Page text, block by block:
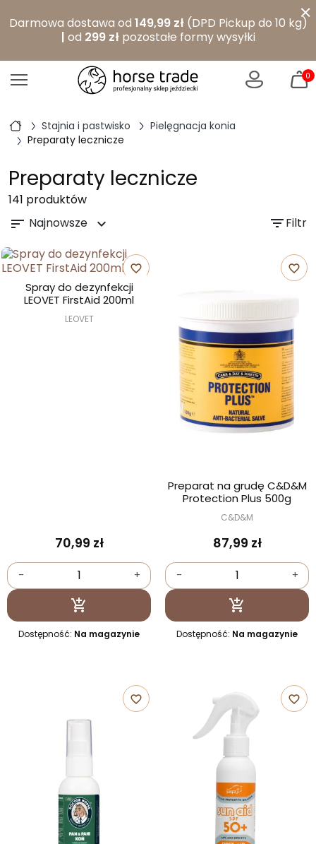
Darmowa dostawa od 149,99 zł(DPD Pickup do 10 kg)
| od 299 złpozostałe formy wysyłki
×
0
Stajnia i pastwisko
Pielęgnacja konia
Preparaty lecznicze
Preparaty lecznicze
141 produktów
sort Najnowsze expand_more filter_listFiltr
favorite_border
Spray do dezynfekcji
LEOVET FirstAid 200ml
LEOVET
70,99 zł
- +
 Dodaj do koszyka
Dostępność: Na magazynie
favorite_border
Preparat na grudę C&D&M
Protection Plus 500g
C&D&M
87,99 zł
- +
 Dodaj do
Dostępność: Na magazynie
favorite_border favorite_border